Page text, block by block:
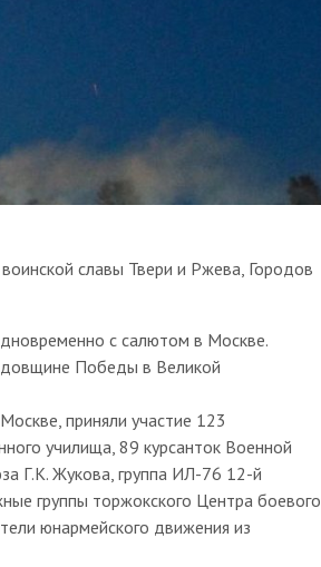
славы Твери и Ржева, Городов
с салютом в Москве.
Победы в Великой
приняли участие 123
училища, 89 курсанток Военной
Г.К. Жукова, группа ИЛ-76 12-й
группы торжокского Центра боевого
юнармейского движения из